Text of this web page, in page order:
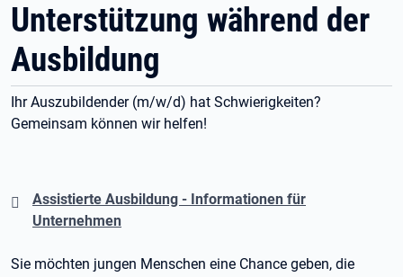
Unterstützung während der
Ausbildung
Ihr Auszubildender (m/w/d) hat Schwierigkeiten?
Gemeinsam können wir helfen!
Assistierte Ausbildung - Informationen für
Unternehmen
Sie möchten jungen Menschen eine Chance geben, die